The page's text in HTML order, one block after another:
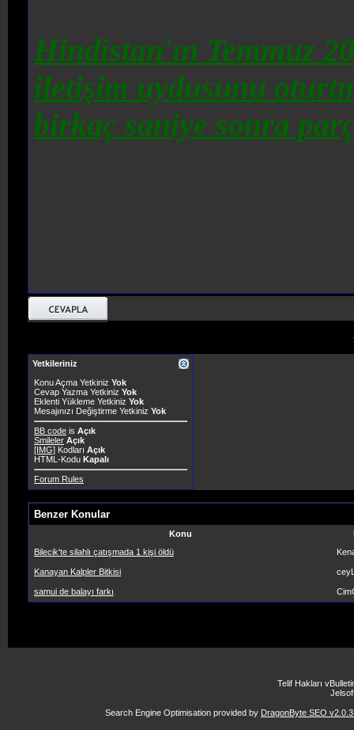
Hindistan'ın Temmuz
iletişim uydusunu
birkaç saniye sonra
Yetkileriniz
Konu Açma Yetkiniz Yok
Cevap Yazma Yetkiniz Yok
Eklenti Yükleme Yetkiniz Yok
Mesajınızı Değiştirme Yetkiniz Yok
BB code is Açık
Smileler Açık
[IMG] Kodları Açık
HTML-Kodu Kapalı
Forum Rules
Benzer Konular
Konu
Bilecik'te silahlı çatışmada 1 kişi öldü
Kanayan Kalpler Bitkisi
samui de balayı farkı
Telif Hakları
Search Engine Optimisation provided by DragonByte SEO